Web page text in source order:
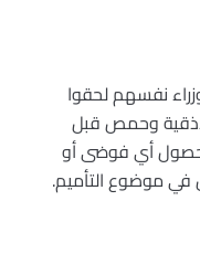
نفسهم لحقوا
وحمص قبل
حصول أي فوضى أو
موضوع التأميم.